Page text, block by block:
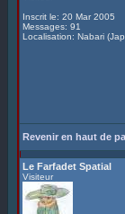
Inscrit le: 20 Mar 2005
Messages: 91
Localisation: Nabari
Revenir en haut de
Le Farfadet Spatial
Visiteur